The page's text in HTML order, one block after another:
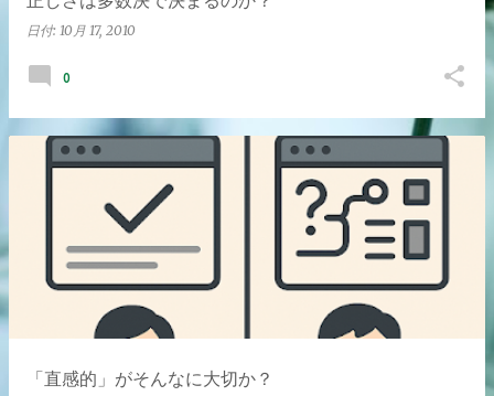
日付: 10月 17, 2010
0
「直感的」がそんなに大切か？